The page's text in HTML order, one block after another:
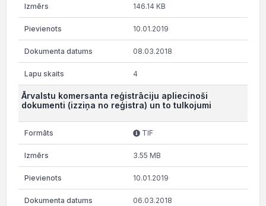
146.14 KB
10.01.2019
08.03.2018
4
Ārvalstu komersanta reģistrāciju apliecinoši
dokumenti (izziņa no reģistra) un to tulkojumi
TIF
3.55 MB
10.01.2019
06.03.2018